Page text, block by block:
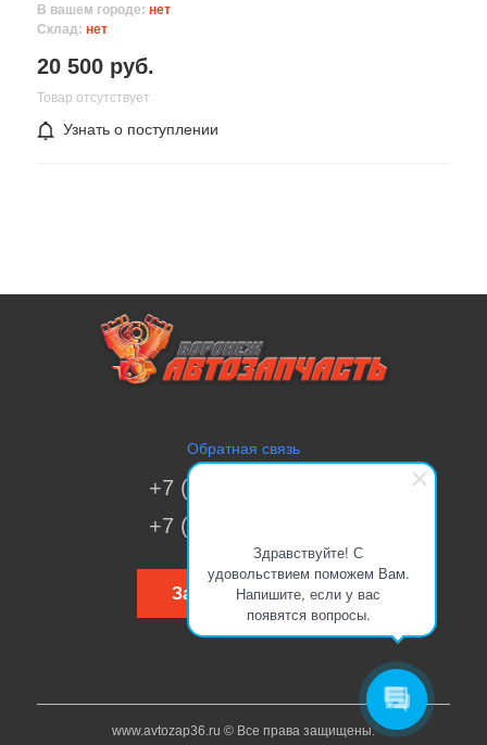
Здравствуйте! С
удовольствием поможем Вам.
Напишите, если у вас
появятся вопросы.
В вашем городе: нет
Склад: нет
20 500 руб.
Товар отсутствует
Узнать о поступлении
Обратная связь
+7 (473) 269-41-51
+7 (473) 200-70-00
Заказать звонок
www.avtozap36.ru © Все права защищены.